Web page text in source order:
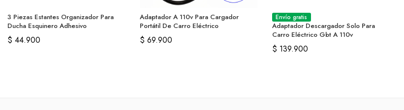
3 Piezas Estantes Organizador Para
Ducha Esquinero Adhesivo
$ 44.900
Adaptador A 110v Para Cargador
Portátil De Carro Eléctrico
$ 69.900
Envío gratis
Adaptador Descargador Solo Para
Carro Eléctrico Gbt A 110v
$ 139.900